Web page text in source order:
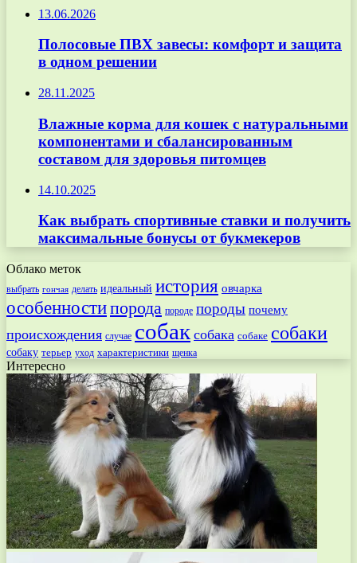
13.06.2026
Полосовые ПВХ завесы: комфорт и защита
в одном решении
28.11.2025
Влажные корма для кошек с натуральными
компонентами и сбалансированным
составом для здоровья питомцев
14.10.2025
Как выбрать спортивные ставки и получить
максимальные бонусы от букмекеров
Облако меток
выбрать гончая делать идеальный история овчарка
особенностипорода породе породы почему
происхождения случае собак собака собаке собаки
собаку терьер уход характеристики щенка
Интересно